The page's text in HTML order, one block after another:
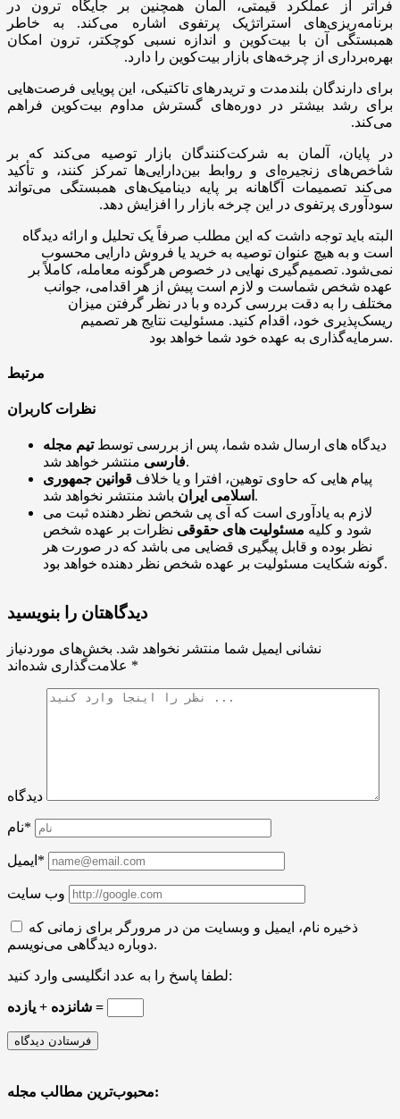
فراتر از عملکرد قیمتی، آلمان همچنین بر جایگاه ترون در
برنامه‌ریزی‌های استراتژیک پرتفوی اشاره می‌کند. به خاطر
همبستگی آن با بیت‌کوین و اندازه نسبی کوچکتر، ترون امکان
بهره‌برداری از چرخه‌های بازار بیت‌کوین را دارد.
برای دارندگان بلندمدت و تریدرهای تاکتیکی، این پویایی فرصت‌هایی
برای رشد بیشتر در دوره‌های گسترش مداوم بیت‌کوین فراهم
می‌کند.
در پایان، آلمان به شرکت‌کنندگان بازار توصیه می‌کند که بر
شاخص‌های زنجیره‌‌ای و روابط بین‌دارایی‌ها تمرکز کنند، و تأکید
می‌کند تصمیمات آگاهانه بر پایه دینامیک‌های همبستگی می‌تواند
سودآوری پرتفوی در این چرخه بازار را افزایش دهد.
البته باید توجه داشت که این مطلب صرفاً یک تحلیل و ارائه دیدگاه
است و به هیچ عنوان توصیه به خرید یا فروش دارایی محسوب
نمی‌شود. تصمیم‌گیری نهایی در خصوص هرگونه معامله، کاملاً بر
عهده شخص شماست و لازم است پیش از هر اقدامی، جوانب
مختلف را به دقت بررسی کرده و با در نظر گرفتن میزان
ریسک‌پذیری خود، اقدام کنید. مسئولیت نتایج هر تصمیم
سرمایه‌گذاری به عهده خود شما خواهد بود.
مرتبط
نظرات کاربران
دیدگاه های ارسال شده شما، پس از بررسی توسطتیم مجله
فارسیمنتشر خواهد شد.
پیام هایی که حاوی توهین، افترا و یا خلاف قوانین جمهوری
اسلامی ایران باشد منتشر نخواهد شد.
لازم به یادآوری است که آی پی شخص نظر دهنده ثبت می
شود و کلیه مسئولیت های حقوقی نظرات بر عهده شخص
نظر بوده و قابل پیگیری قضایی می باشد که در صورت هر
گونه شکایت مسئولیت بر عهده شخص نظر دهنده خواهد بود.
دیدگاهتان را بنویسید
نشانی ایمیل شما منتشر نخواهد شد. بخش‌های موردنیاز
*
دیدگاه
نام*
ایمیل*
وب سایت
ذخیره نام، ایمیل و وبسایت من در مرورگر برای زمانی که
دوباره دیدگاهی می‌نویسم.
لطفا پاسخ را به عدد انگلیسی وارد کنید:
شانزده + یازده =
محبوب‌ترین مطالب مجله: